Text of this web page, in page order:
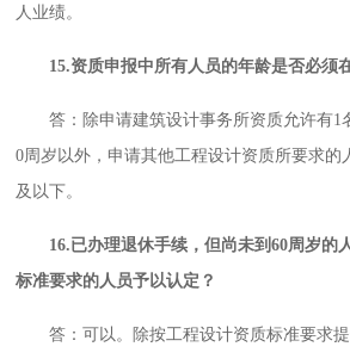
人业绩。
15.资质申报中所有人员的年龄是否必须
答：除申请建筑设计事务所资质允许有1
0周岁以外，申请其他工程设计资质所要求的
及以下。
16.已办理退休手续，但尚未到60周岁的
标准要求的人员予以认定？
答：可以。除按工程设计资质标准要求提